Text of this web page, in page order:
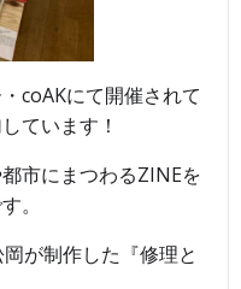
coAKにて開催されて
ています！
市にまつわるZINEを
。
が制作した『修理と